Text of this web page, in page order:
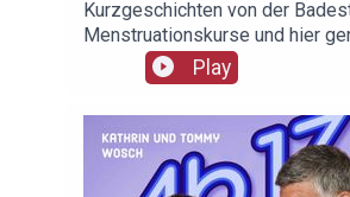
Kurzgeschichten von der
Menstruationskurse und hier
SOPHIE: https://
Play